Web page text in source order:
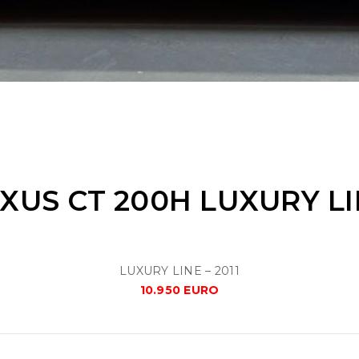
CT 200H LUXURY
LUXURY LINE – 2011
10.950 EURO